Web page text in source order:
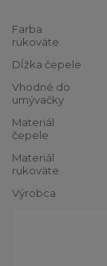
Farba
rukoväte
Dĺžka čepele
Vhodné do
umývačky
Materiál
čepele
Materiál
rukoväte
Výrobca